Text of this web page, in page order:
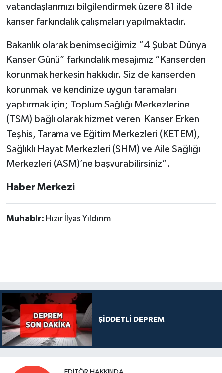
vatandaşlarımızı bilgilendirmek üzere 81 ilde
kanser farkındalık çalışmaları yapılmaktadır.
Bakanlık olarak benimsediğimiz “4 Şubat Dünya
Kanser Günü” farkındalık mesajımız “Kanserden
korunmak herkesin hakkıdır. Siz de kanserden
korunmak ve kendinize uygun taramaları
yaptırmak için; Toplum Sağlığı Merkezlerine
(TSM) bağlı olarak hizmet veren Kanser Erken
Teşhis, Tarama ve Eğitim Merkezleri (KETEM),
Sağlıklı Hayat Merkezleri (SHM) ve Aile Sağlığı
Merkezleri (ASM)’ne başvurabilirsiniz”.
Haber Merkezi
Muhabir: Hızır İlyas Yıldırım
ŞİDDETLİ DEPREM